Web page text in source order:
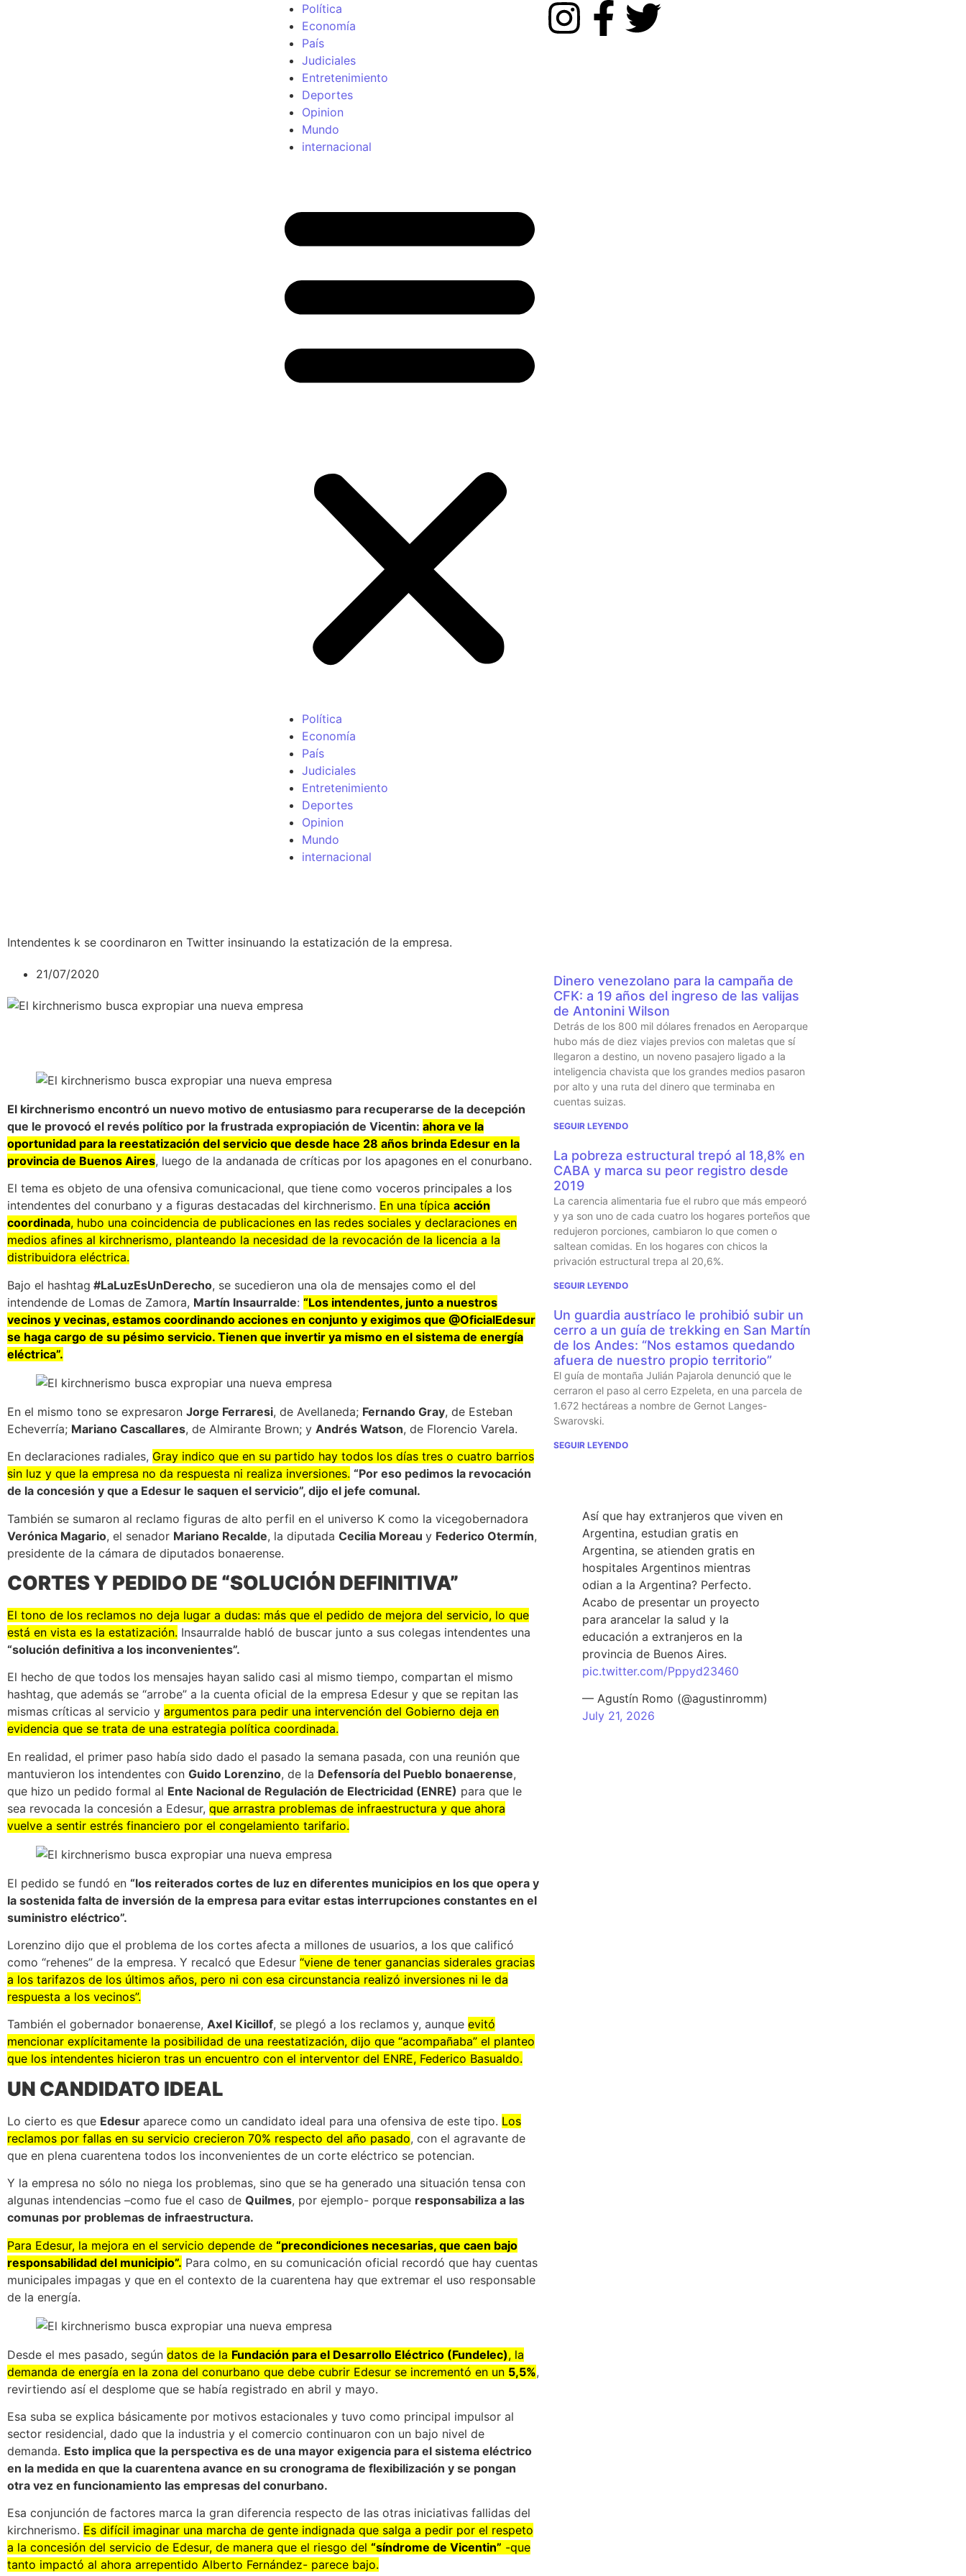
Política
Economía
País
Judiciales
Entretenimiento
Deportes
Opinion
Mundo
internacional
Política
Economía
País
Judiciales
Entretenimiento
Deportes
Opinion
Mundo
internacional
Intendentes k se coordinaron en Twitter insinuando la estatización de la empresa.
21/07/2020
El kirchnerismo encontró un nuevo motivo de entusiasmo para recuperarse de la decepción
que le provocó el revés político por la frustrada expropiación de Vicentin: ahora ve la
oportunidad para la reestatización del servicio que desde hace 28 años brinda Edesur en la
provincia de Buenos Aires, luego de la andanada de críticas por los apagones en el conurbano.
El tema es objeto de una ofensiva comunicacional, que tiene como voceros principales a los
intendentes del conurbano y a figuras destacadas del kirchnerismo. En una típica acción
coordinada, hubo una coincidencia de publicaciones en las redes sociales y declaraciones en
medios afines al kirchnerismo, planteando la necesidad de la revocación de la licencia a la
distribuidora eléctrica.
Bajo el hashtag #LaLuzEsUnDerecho, se sucedieron una ola de mensajes como el del
intendende de Lomas de Zamora, Martín Insaurralde: “Los intendentes, junto a nuestros
vecinos y vecinas, estamos coordinando acciones en conjunto y exigimos que @OficialEdesur
se haga cargo de su pésimo servicio. Tienen que invertir ya mismo en el sistema de energía
eléctrica”.
En el mismo tono se expresaron Jorge Ferraresi, de Avellaneda; Fernando Gray, de Esteban
Echeverría; Mariano Cascallares, de Almirante Brown; y Andrés Watson, de Florencio Varela.
En declaraciones radiales, Gray indico que en su partido hay todos los días tres o cuatro barrios
sin luz y que la empresa no da respuesta ni realiza inversiones. “Por eso pedimos la revocación
de la concesión y que a Edesur le saquen el servicio”, dijo el jefe comunal.
También se sumaron al reclamo figuras de alto perfil en el universo K como la vicegobernadora
Verónica Magario, el senador Mariano Recalde, la diputada Cecilia Moreau y Federico Otermín,
presidente de la cámara de diputados bonaerense.
CORTES Y PEDIDO DE “SOLUCIÓN DEFINITIVA”
El tono de los reclamos no deja lugar a dudas: más que el pedido de mejora del servicio, lo que
está en vista es la estatización. Insaurralde habló de buscar junto a sus colegas intendentes una
“solución definitiva a los inconvenientes”.
El hecho de que todos los mensajes hayan salido casi al mismo tiempo, compartan el mismo
hashtag, que además se “arrobe” a la cuenta oficial de la empresa Edesur y que se repitan las
mismas críticas al servicio y argumentos para pedir una intervención del Gobierno deja en
evidencia que se trata de una estrategia política coordinada.
En realidad, el primer paso había sido dado el pasado la semana pasada, con una reunión que
mantuvieron los intendentes con Guido Lorenzino, de la Defensoría del Pueblo bonaerense,
que hizo un pedido formal al Ente Nacional de Regulación de Electricidad (ENRE) para que le
sea revocada la concesión a Edesur, que arrastra problemas de infraestructura y que ahora
vuelve a sentir estrés financiero por el congelamiento tarifario.
El pedido se fundó en “los reiterados cortes de luz en diferentes municipios en los que opera y
la sostenida falta de inversión de la empresa para evitar estas interrupciones constantes en el
suministro eléctrico”.
Lorenzino dijo que el problema de los cortes afecta a millones de usuarios, a los que calificó
como “rehenes” de la empresa. Y recalcó que Edesur “viene de tener ganancias siderales gracias
a los tarifazos de los últimos años, pero ni con esa circunstancia realizó inversiones ni le da
respuesta a los vecinos”.
También el gobernador bonaerense, Axel Kicillof, se plegó a los reclamos y, aunque evitó
mencionar explícitamente la posibilidad de una reestatización, dijo que “acompañaba” el planteo
que los intendentes hicieron tras un encuentro con el interventor del ENRE, Federico Basualdo.
UN CANDIDATO IDEAL
Lo cierto es que Edesur aparece como un candidato ideal para una ofensiva de este tipo. Los
reclamos por fallas en su servicio crecieron 70% respecto del año pasado, con el agravante de
que en plena cuarentena todos los inconvenientes de un corte eléctrico se potencian.
Y la empresa no sólo no niega los problemas, sino que se ha generado una situación tensa con
algunas intendencias –como fue el caso de Quilmes, por ejemplo- porque responsabiliza a las
comunas por problemas de infraestructura.
Para Edesur, la mejora en el servicio depende de “precondiciones necesarias, que caen bajo
responsabilidad del municipio”. Para colmo, en su comunicación oficial recordó que hay cuentas
municipales impagas y que en el contexto de la cuarentena hay que extremar el uso responsable
de la energía.
Desde el mes pasado, según datos de la Fundación para el Desarrollo Eléctrico (Fundelec), la
demanda de energía en la zona del conurbano que debe cubrir Edesur se incrementó en un 5,5%,
revirtiendo así el desplome que se había registrado en abril y mayo.
Esa suba se explica básicamente por motivos estacionales y tuvo como principal impulsor al
sector residencial, dado que la industria y el comercio continuaron con un bajo nivel de
demanda. Esto implica que la perspectiva es de una mayor exigencia para el sistema eléctrico
en la medida en que la cuarentena avance en su cronograma de flexibilización y se pongan
otra vez en funcionamiento las empresas del conurbano.
Esa conjunción de factores marca la gran diferencia respecto de las otras iniciativas fallidas del
kirchnerismo. Es difícil imaginar una marcha de gente indignada que salga a pedir por el respeto
a la concesión del servicio de Edesur, de manera que el riesgo del “síndrome de Vicentin” -que
tanto impactó al ahora arrepentido Alberto Fernández- parece bajo.
Dinero venezolano para la campaña de
CFK: a 19 años del ingreso de las valijas
de Antonini Wilson
Detrás de los 800 mil dólares frenados en Aeroparque
hubo más de diez viajes previos con maletas que sí
llegaron a destino, un noveno pasajero ligado a la
inteligencia chavista que los grandes medios pasaron
por alto y una ruta del dinero que terminaba en
cuentas suizas.
SEGUIR LEYENDO
La pobreza estructural trepó al 18,8% en
CABA y marca su peor registro desde
2019
La carencia alimentaria fue el rubro que más empeoró
y ya son uno de cada cuatro los hogares porteños que
redujeron porciones, cambiaron lo que comen o
saltean comidas. En los hogares con chicos la
privación estructural trepa al 20,6%.
SEGUIR LEYENDO
Un guardia austríaco le prohibió subir un
cerro a un guía de trekking en San Martín
de los Andes: “Nos estamos quedando
afuera de nuestro propio territorio”
El guía de montaña Julián Pajarola denunció que le
cerraron el paso al cerro Ezpeleta, en una parcela de
1.672 hectáreas a nombre de Gernot Langes-
Swarovski.
SEGUIR LEYENDO
Así que hay extranjeros que viven en
Argentina, estudian gratis en
Argentina, se atienden gratis en
hospitales Argentinos mientras
odian a la Argentina? Perfecto.
Acabo de presentar un proyecto
para arancelar la salud y la
educación a extranjeros en la
provincia de Buenos Aires.
pic.twitter.com/Pppyd23460
— Agustín Romo (@agustinromm)
July 21, 2026